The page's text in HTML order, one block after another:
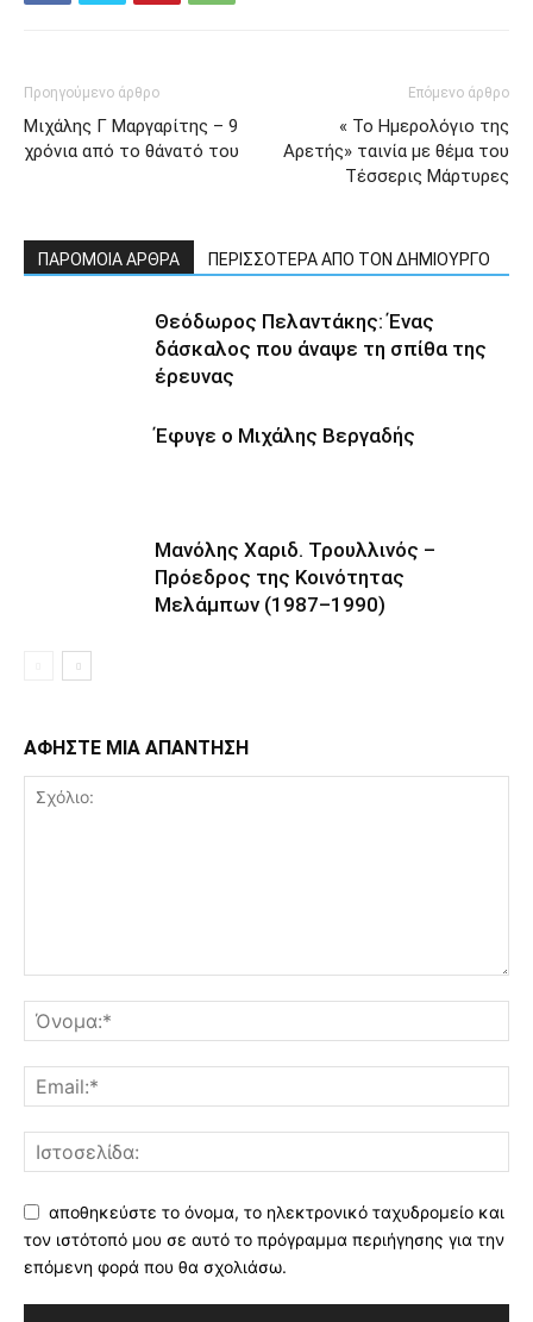
Προηγούμενο άρθρο
Μιχάλης Γ Μαργαρίτης – 9
χρόνια από το θάνατό του
Επόμενο άρθρο
« Το Ημερολόγιο της
Αρετής» ταινία με θέμα του
Τέσσερις Μάρτυρες
ΠΑΡΟΜΟΙΑ ΑΡΘΡΑ ΠΕΡΙΣΣΟΤΕΡΑ ΑΠΟ ΤΟΝ ΔΗΜΙΟΥΡΓΟ
Θεόδωρος Πελαντάκης: Ένας
δάσκαλος που άναψε τη σπίθα της
έρευνας
Έφυγε ο Μιχάλης Βεργαδής
Μανόλης Χαριδ. Τρουλλινός –
Πρόεδρος της Κοινότητας
Μελάμπων (1987–1990)
ΑΦΗΣΤΕ ΜΙΑ ΑΠΑΝΤΗΣΗ
αποθηκεύστε το όνομα, το ηλεκτρονικό ταχυδρομείο και
τον ιστότοπό μου σε αυτό το πρόγραμμα περιήγησης για την
επόμενη φορά που θα σχολιάσω.